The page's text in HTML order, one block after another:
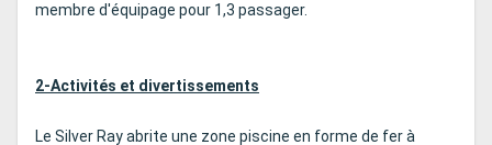
membre d'équipage pour 1,3 passager.
2-Activités et divertissements
Le Silver Ray abrite une zone piscine en forme de fer à